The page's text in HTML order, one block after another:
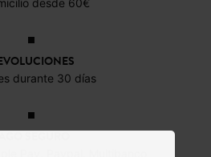
desde 60€
durante 30 días